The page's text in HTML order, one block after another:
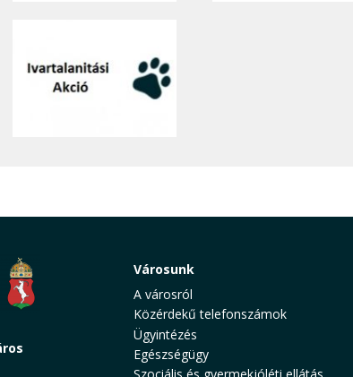
Városunk
A városról
Közérdekű telefonszámok
Ügyintézés
Egészségügy